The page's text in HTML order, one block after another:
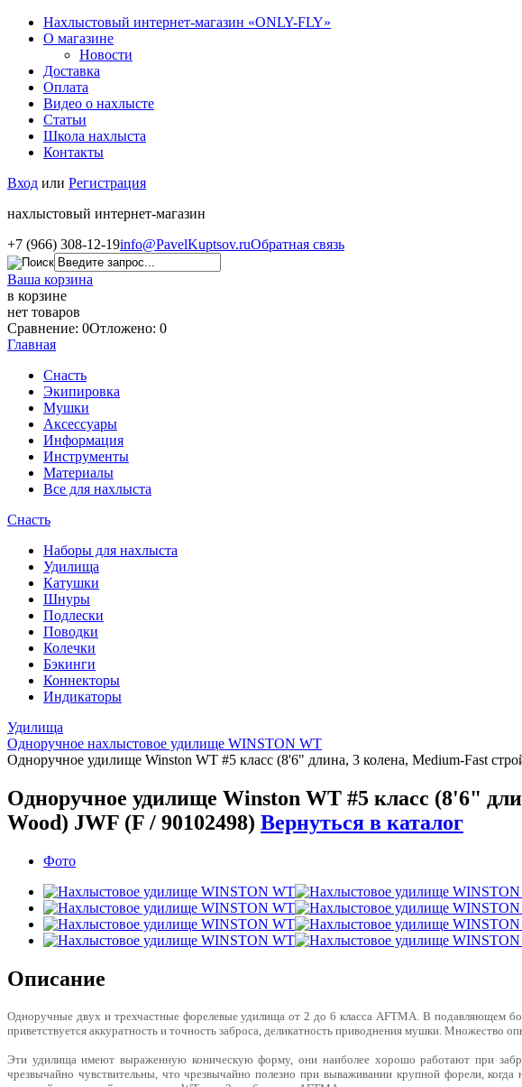
Нахлыстовый интернет-магазин «ONLY-FLY»
О магазине
Новости
Доставка
Оплата
Видео о нахлысте
Статьи
Школа нахлыста
Контакты
Вход или Регистрация
нахлыстовый интернет-магазин
+7 (966) 308-12-19info@PavelKuptsov.ruОбратная связь
Ваша корзина
в корзине
нет товаров
Сравнение: 0Отложено: 0
Главная
Снасть
Экипировка
Мушки
Аксессуары
Информация
Инструменты
Материалы
Все для нахлыста
Снасть
Наборы для нахлыста
Удилища
Катушки
Шнуры
Подлески
Поводки
Колечки
Бэкинги
Коннекторы
Индикаторы
Удилища
Одноручное нахлыстовое удилище WINSTON WT
Одноручное удилище Winston WT #5 класс (8'6" длина, 3 колена, Medium-Fast
Одноручное удилище Winston WT #5 класс (8'6"
Wood) JWF (F / 90102498) Вернуться в каталог
Фото
Описание
Одноручные двух и трехчастные форелевые удилища от 2 до 6 класса AFTMA. В подавляющем
приветствуется аккуратность и точность заброса, деликатность приводнения мушки.
Эти удилища имеют выраженную коническую форму, они наиболее хорошо работают при
чрезвычайно чувствительны, что чрезвычайно полезно при вываживании крупной форели,